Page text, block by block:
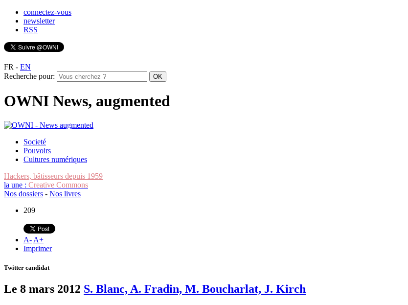
connectez-vous
newsletter
RSS
FR - EN
Recherche pour:
OWNI News, augmented
Societé
Pouvoirs
Cultures numériques
Hackers, bâtisseurs depuis 1959
la une : Creative Commons
Nos dossiers - Nos livres
209
A- A+
Imprimer
Twitter candidat
Le 8 mars 2012 S. Blanc, A. Fradin, M. Boucharlat, J. Kirch